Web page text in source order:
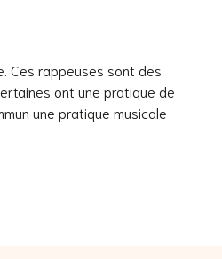
Ces rappeuses sont des
ont une pratique de
une pratique musicale